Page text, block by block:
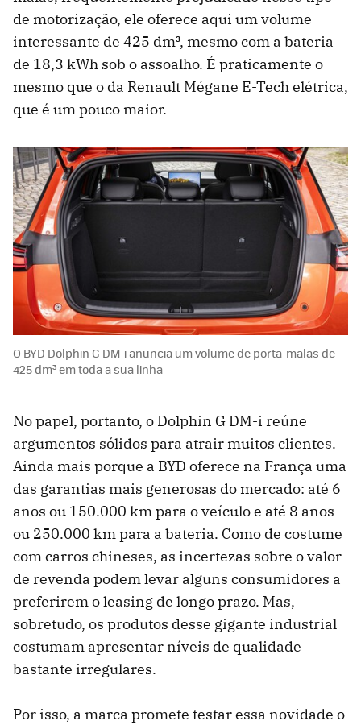
de motorização, ele oferece aqui um volume
interessante de 425 dm³, mesmo com a bateria
de 18,3 kWh sob o assoalho. É praticamente o
mesmo que o da Renault Mégane E-Tech elétrica,
que é um pouco maior.
O BYD Dolphin G DM-i anuncia um volume de porta-malas de
425 dm³ em toda a sua linha
No papel, portanto, o Dolphin G DM-i reúne
argumentos sólidos para atrair muitos clientes.
Ainda mais porque a BYD oferece na França uma
das garantias mais generosas do mercado: até 6
anos ou 150.000 km para o veículo e até 8 anos
ou 250.000 km para a bateria. Como de costume
com carros chineses, as incertezas sobre o valor
de revenda podem levar alguns consumidores a
preferirem o leasing de longo prazo. Mas,
sobretudo, os produtos desse gigante industrial
costumam apresentar níveis de qualidade
bastante irregulares.
Por isso, a marca promete testar essa novidade o